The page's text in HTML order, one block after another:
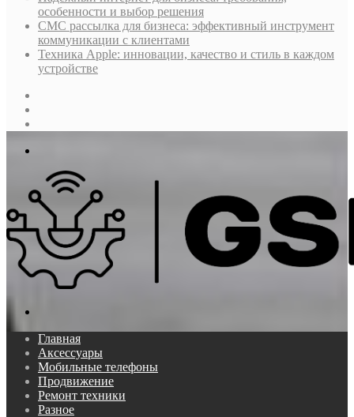
особенности и выбор решения
СМС рассылка для бизнеса: эффективный инструмент
коммуникации с клиентами
Техника Apple: инновации, качество и стиль в каждом
устройстве
Главная
Аксессуары
Мобильные телефоны
Продвижение
Ремонт техники
Разное